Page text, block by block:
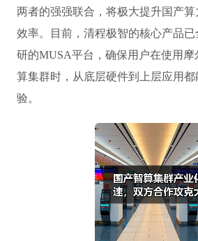
两者的强强联合，将极大提升国产
效率。目前，清程极智的核心产品
研的MUSA平台，确保用户在使用摩
算集群时，从底层硬件到上层应用
验。